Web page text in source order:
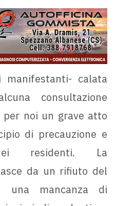
manifestanti- calata
consultazione
per noi un grave atto
di precauzione e
residenti. La
da un rifiuto del
una mancanza di